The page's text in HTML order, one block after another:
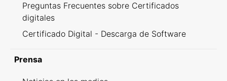
Preguntas Frecuentes sobre Certificados
digitales
Certificado Digital - Descarga de Software
Prensa